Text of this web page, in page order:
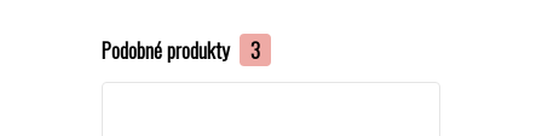
Podobné produkty 3